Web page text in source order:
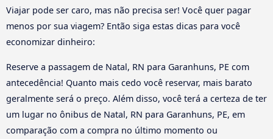
Viajar pode ser caro, mas não precisa ser! Você quer pagar
menos por sua viagem? Então siga estas dicas para você
economizar dinheiro:
Reserve a passagem de Natal, RN para Garanhuns, PE com
antecedência! Quanto mais cedo você reservar, mais barato
geralmente será o preço. Além disso, você terá a certeza de ter
um lugar no ônibus de Natal, RN para Garanhuns, PE, em
comparação com a compra no último momento ou